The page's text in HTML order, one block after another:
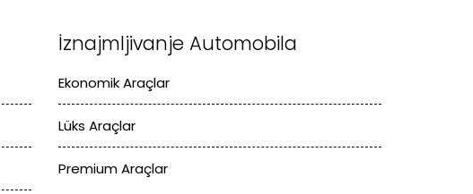
İznajmljivanje Automobila
Ekonomik Araçlar
Lüks Araçlar
Premium Araçlar